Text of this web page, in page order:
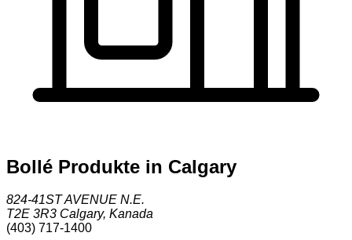
Bollé Produkte in Calgary
824-41ST AVENUE N.E.
T2E 3R3 Calgary, Kanada
(403) 717-1400